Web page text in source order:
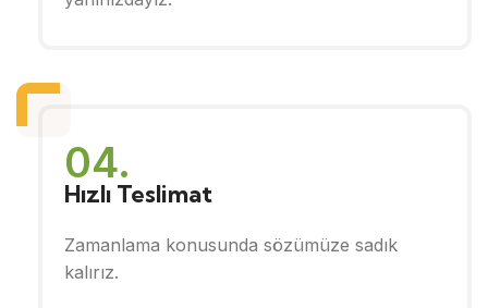
04.
Hızlı Teslimat
Zamanlama konusunda sözümüze sadık
kalırız.